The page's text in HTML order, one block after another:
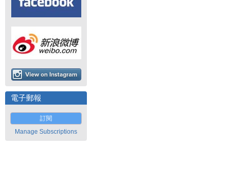
電子郵報
訂閱
Manage Subscriptions